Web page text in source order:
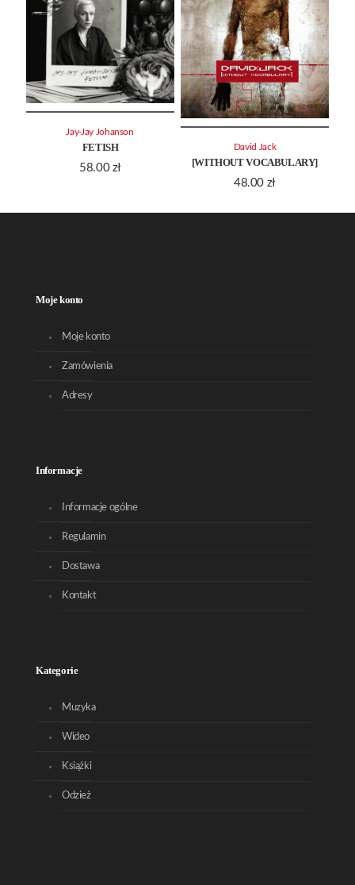
FETISH
58.00 zł
Jay-Jay Johanson
[WITHOUT VOCABULARY]
48.00 zł
David Jack
Moje konto
Moje konto
Zamówienia
Adresy
Informacje
Informacje ogólne
Regulamin
Dostawa
Kontakt
Kategorie
Muzyka
Wideo
Książki
Odzież